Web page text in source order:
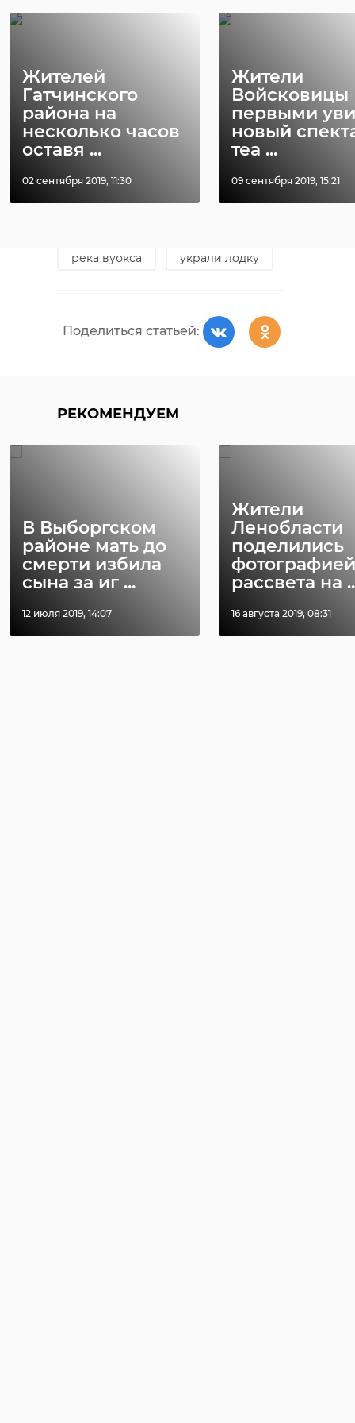
Жителей
Гатчинского
района на
несколько часов
оставя ...
02 сентября 2019, 11:30
Жители
Войсковицы
первыми
новый
теа ...
09 сентября 2019, 15:21
В воскресенье, 27 июня, в Мурино
источник в правоохранительных
органах.
Фото: Pixabay
река вуокса украли лодку
Поделиться статьей:
РЕКОМЕНДУЕМ
В Выборгском
районе мать до
смерти избила
сына за иг ...
12 июля 2019, 14:07
Жители
Ленобласти
поделились
фотографией
рассвета на
16 августа 2019, 08:31